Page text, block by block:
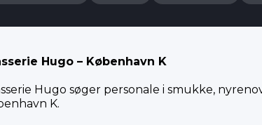
Hugo – København K
Hugo søger personale i smukke,
K.